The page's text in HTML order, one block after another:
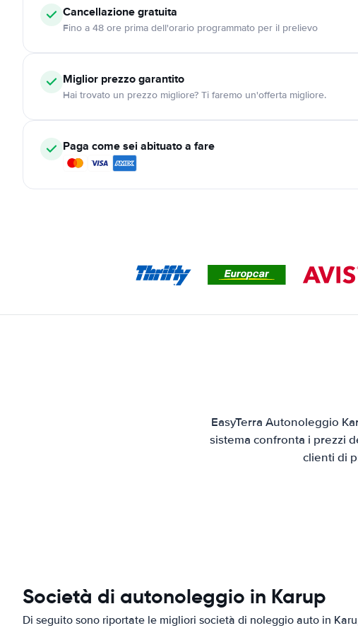
Cancellazionegratuita
Fino a 48 ore prima dell'orario programmato per il prelievo
Miglior prezzo garantito
Hai trovato un prezzo migliore? Ti faremo un'offerta migliore.
Paga come sei abituato a fare
EasyTerra Autonoleggio
sistema confronta i prezzi
clienti di
Società di autonoleggio in Karup
Di seguito sono riportate le migliori società di noleggio auto in